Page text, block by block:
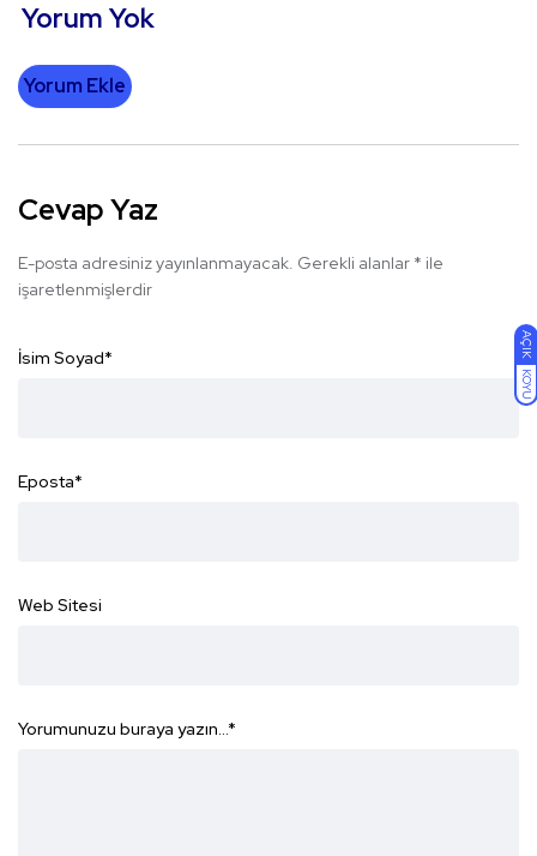
AÇIK
KOYU
Yorum Yok
Yorum Ekle
Cevap Yaz
E-posta adresiniz yayınlanmayacak. Gerekli alanlar * ile
işaretlenmişlerdir
İsim Soyad*
Eposta*
Web Sitesi
Yorumunuzu buraya yazın...*